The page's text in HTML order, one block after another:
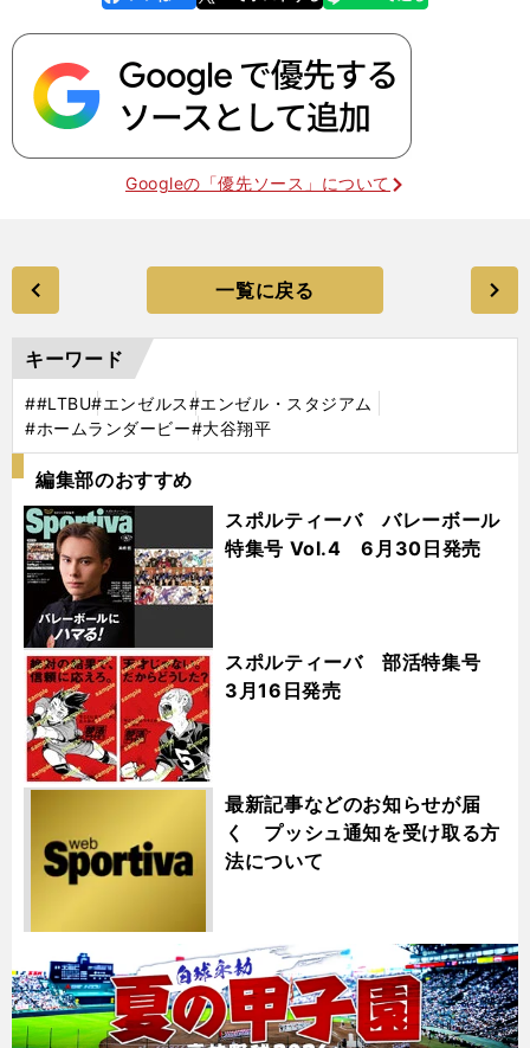
k
Googleの「優先ソース」について
一覧に戻る
キーワード
##LTBU#エンゼルス#エンゼル・スタジアム
#ホームランダービー#大谷翔平
編集部のおすすめ
スポルティーバ バレーボール
特集号 Vol.4 6月30日発売
スポルティーバ 部活特集号
3月16日発売
最新記事などのお知らせが届
く プッシュ通知を受け取る方
法について